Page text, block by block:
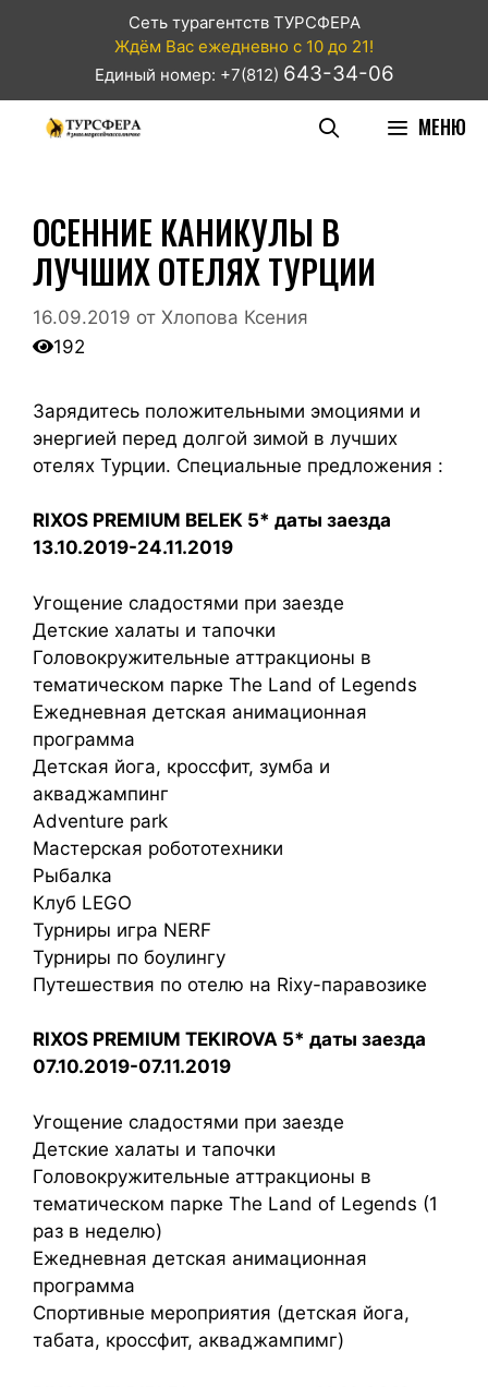
Сеть турагентств ТУРСФЕРА
Ждём Вас ежедневно с 10 до 21!
Единый номер: +7(812) 643-34-06
МЕНЮ
ОСЕННИЕ КАНИКУЛЫ В
ЛУЧШИХ ОТЕЛЯХ ТУРЦИИ
16.09.2019 от Хлопова Ксения
192
Зарядитесь положительными эмоциями и
энергией перед долгой зимой в лучших
отелях Турции. Специальные предложения :
RIXOS PREMIUM BELEK 5* даты заезда
13.10.2019-24.11.2019
Угощение сладостями при заезде
Детские халаты и тапочки
Головокружительные аттракционы в
тематическом парке The Land of Legends
Ежедневная детская анимационная
программа
Детская йога, кроссфит, зумба и
акваджампинг
Adventure park
Мастерская робототехники
Рыбалка
Клуб LEGО
Турниры игра NERF
Турниры по боулингу
Путешествия по отелю на Rixy-паравозике
RIXOS PREMIUM TEKIROVA 5* даты заезда
07.10.2019-07.11.2019
Угощение сладостями при заезде
Детские халаты и тапочки
Головокружительные аттракционы в
тематическом парке The Land of Legends (1
раз в неделю)
Ежедневная детская анимационная
программа
Спортивные мероприятия (детская йога,
табата, кроссфит, акваджампимг)